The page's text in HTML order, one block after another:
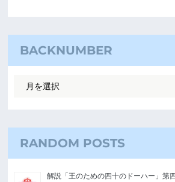
BACKNUMBER
RANDOM POSTS
解説「王のための四十のドーハー」第